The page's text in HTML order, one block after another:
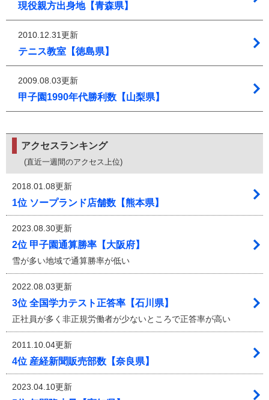
現役親方出身地【青森県】
2010.12.31更新
テニス教室【徳島県】
2009.08.03更新
甲子園1990年代勝利数【山梨県】
アクセスランキング
(直近一週間のアクセス上位)
2018.01.08更新
1位 ソープランド店舗数【熊本県】
2023.08.30更新
2位 甲子園通算勝率【大阪府】
雪が多い地域で通算勝率が低い
2022.08.03更新
3位 全国学力テスト正答率【石川県】
正社員が多く非正規労働者が少ないところで正答率が高い
2011.10.04更新
4位 産経新聞販売部数【奈良県】
2023.04.10更新